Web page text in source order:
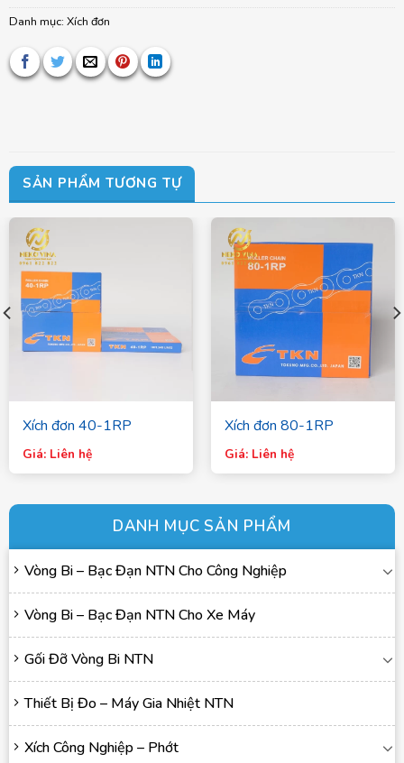
DANH MỤC SẢN PHẨM
Vòng Bi – Bạc Đạn NTN Cho Công Nghiệp
Vòng Bi – Bạc Đạn NTN Cho Xe Máy
Gối Đỡ Vòng Bi NTN
Thiết Bị Đo – Máy Gia Nhiệt NTN
Xích Công Nghiệp – Phớt
Danh mục: Xích đơn
SẢN PHẨM TƯƠNG TỰ
Xích đơn 40-1RP
Giá: Liên hệ
Xích đơn 80-1RP
Giá: Liên hệ